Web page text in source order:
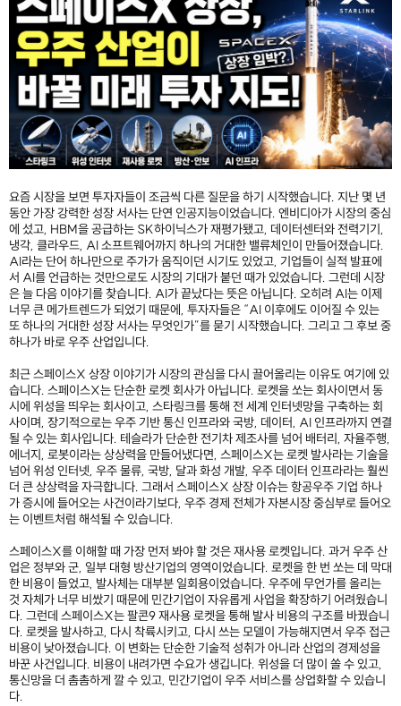
요즘 시장을 보면 투자자들이 조금씩 다른 질문을 하기 시작했습니다. 지난 몇 년
동안 가장 강력한 성장 서사는 단연 인공지능이었습니다. 엔비디아가 시장의 중심
에 섰고, HBM을 공급하는 SK하이닉스가 재평가됐고, 데이터센터와 전력기기,
냉각, 클라우드, AI 소프트웨어까지 하나의 거대한 밸류체인이 만들어졌습니다.
AI라는 단어 하나만으로 주가가 움직이던 시기도 있었고, 기업들이 실적 발표에
서 AI를 언급하는 것만으로도 시장의 기대가 붙던 때가 있었습니다. 그런데 시장
은 늘 다음 이야기를 찾습니다. AI가 끝났다는 뜻은 아닙니다. 오히려 AI는 이제
너무 큰 메가트렌드가 되었기 때문에, 투자자들은 “AI 이후에도 이어질 수 있는
또 하나의 거대한 성장 서사는 무엇인가”를 묻기 시작했습니다. 그리고 그 후보 중
하나가 바로 우주 산업입니다.
최근 스페이스X 상장 이야기가 시장의 관심을 다시 끌어올리는 이유도 여기에 있
습니다. 스페이스X는 단순한 로켓 회사가 아닙니다. 로켓을 쏘는 회사이면서 동
시에 위성을 띄우는 회사이고, 스타링크를 통해 전 세계 인터넷망을 구축하는 회
사이며, 장기적으로는 우주 기반 통신 인프라와 국방, 데이터, AI 인프라까지 연결
될 수 있는 회사입니다. 테슬라가 단순한 전기차 제조사를 넘어 배터리, 자율주행,
에너지, 로봇이라는 상상력을 만들어냈다면, 스페이스X는 로켓 발사라는 기술을
넘어 위성 인터넷, 우주 물류, 국방, 달과 화성 개발, 우주 데이터 인프라라는 훨씬
더 큰 상상력을 자극합니다. 그래서 스페이스X 상장 이슈는 항공우주 기업 하나
가 증시에 들어오는 사건이라기보다, 우주 경제 전체가 자본시장 중심부로 들어오
는 이벤트처럼 해석될 수 있습니다.
스페이스X를 이해할 때 가장 먼저 봐야 할 것은 재사용 로켓입니다. 과거 우주 산
업은 정부와 군, 일부 대형 방산기업의 영역이었습니다. 로켓을 한 번 쏘는 데 막대
한 비용이 들었고, 발사체는 대부분 일회용이었습니다. 우주에 무언가를 올리는
것 자체가 너무 비쌌기 때문에 민간기업이 자유롭게 사업을 확장하기 어려웠습니
다. 그런데 스페이스X는 팔콘9 재사용 로켓을 통해 발사 비용의 구조를 바꿨습니
다. 로켓을 발사하고, 다시 착륙시키고, 다시 쓰는 모델이 가능해지면서 우주 접근
비용이 낮아졌습니다. 이 변화는 단순한 기술적 성취가 아니라 산업의 경제성을
바꾼 사건입니다. 비용이 내려가면 수요가 생깁니다. 위성을 더 많이 쏠 수 있고,
통신망을 더 촘촘하게 깔 수 있고, 민간기업이 우주 서비스를 상업화할 수 있습니
다.